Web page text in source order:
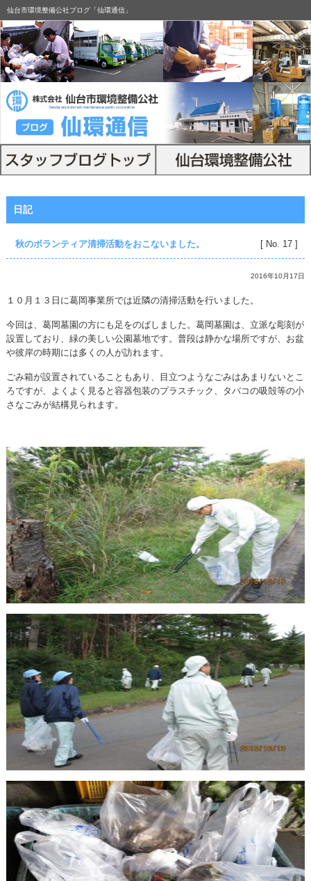
仙台市環境整備公社ブログ「仙環通信」
日記
秋のボランティア清掃活動をおこないました。 [ No. 17 ]
2016年10月17日
１０月１３日に葛岡事業所では近隣の清掃活動を行いました。
今回は、葛岡墓園の方にも足をのばしました。葛岡墓園は、立派な彫刻が
設置しており、緑の美しい公園墓地です。普段は静かな場所ですが、お盆
や彼岸の時期には多くの人が訪れます。
ごみ箱が設置されていることもあり、目立つようなごみはあまりないとこ
ろですが、よくよく見ると容器包装のプラスチック、タバコの吸殻等の小
さなごみが結構見られます。